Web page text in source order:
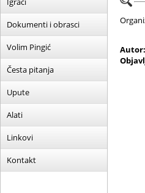
Dokumenti i obrasci
Volim Pingić
Česta pitanja
Upute
Alati
Linkovi
Kontakt
Autor: